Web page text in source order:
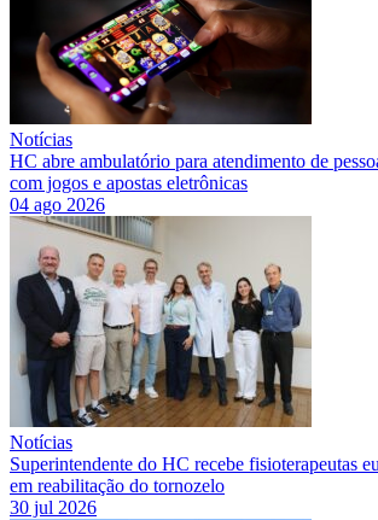
Notícias
HC abre ambulatório para atendimento de
com jogos e apostas eletrônicas
04 ago 2026
Notícias
Superintendente do HC recebe fisioterapeutas
em reabilitação do tornozelo
30 jul 2026